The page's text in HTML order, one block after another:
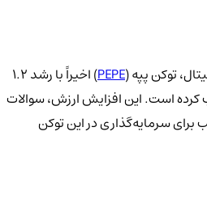
توکن پپه (PEPE
) اخیراً با رشد 1.2
است. این افزایش ارزش، سوالات
سرمایه‌گذاری در این توکن